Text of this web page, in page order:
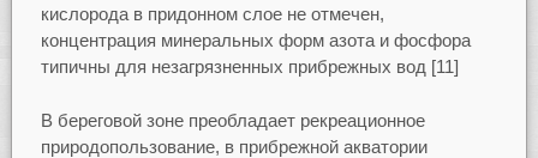
кислорода в придонном слое не отмечен,
концентрация минеральных форм азота и фосфора
типичны для незагрязненных прибрежных вод [11]
В береговой зоне преобладает рекреационное
природопользование, в прибрежной акватории